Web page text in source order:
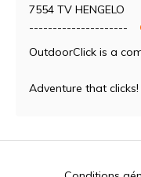
7554 TV HENGELO
---------------------
OutdoorClick is a
Adventure that clicks!